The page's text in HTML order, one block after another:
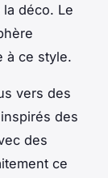
déco. Le
à ce style.
vers des
des
des
ce